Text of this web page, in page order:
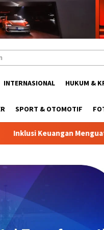
INTERNASIONAL HUKUM &
SPORT & OTOMOTIF
PWI Edukasi PINDAR